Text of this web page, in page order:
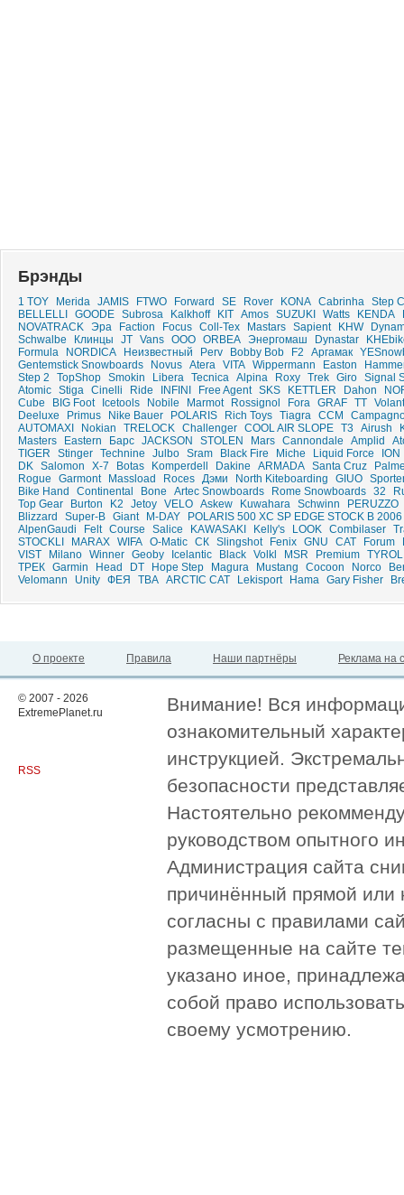
Брэнды
1 TOY Merida JAMIS FTWO Forward SE Rover KONA Cabrinha Step
BELLELLI
GOODE Subrosa Kalkhoff KIT Amos SUZUKI Watts KENDA
NOVATRACK Эра Faction Focus Coll-Tex Mastars Sapient KHW
Schwalbe
Клинцы JT Vans ООО ORBEA Энергомаш Dynastar
Formula
NORDICA Неизвестный Perv Bobby Bob F2 Аргамак
Gentemstick Snowboards
Novus Atera VITA Wippermann Easton
Step 2
TopShop Smokin Libera Tecnica Alpina Roxy Trek Giro Signal
Atomic Stiga Cinelli Ride INFINI Free Agent SKS KETTLER Dahon
Cube
BIG Foot Icetools Nobile Marmot Rossignol Fora GRAF ТТ Volant
Deeluxe
Primus Nike Bauer POLARIS Rich Toys Tiagra CCM
AUTOMAXI
Nokian TRELOCK Challenger COOL AIR SLOPE T3 Airush
Masters
Eastern Барс JACKSON STOLEN Mars Cannondale Amplid
TIGER
Stinger Technine Julbo Sram Black Fire Miche Liquid Force
ION
DK Salomon X-7 Botas Komperdell Dakine ARMADA Santa Cruz
Rogue
Garmont Massload Roces Дэми North Kiteboarding GIUO
Bike Hand
Continental Bone Artec Snowboards Rome Snowboards 32
Top Gear
Burton K2 Jetoy VELO Askew Kuwahara Schwinn
PERUZZO
Blizzard
Super-B Giant M-DAY
POLARIS 500 XC SP EDGE STOCK B 2006
AlpenGaudi
Felt Course Salice KAWASAKI Kelly's LOOK Combilaser
STOCKLI
MARAX WIFA O-Matic СК Slingshot Fenix GNU CAT Forum
VIST
Milano Winner Geoby Icelantic Black Volkl MSR Premium
ТРЕК Garmin Head DT Hope Step Magura Mustang Cocoon Norco
Velomann
Unity ФЕЯ TBA ARCTIC CAT Lekisport Hama Gary Fisher
О проекте Правила Наши партнёры Реклама на
© 2007 - 2026
ExtremePlanet.ru
RSS
Внимание! Вся
ознакомительный
инструкцией.
безопасности
Настоятельно
руководством опытного
Администрация сайта
причинённый прямой или
согласны с правилами
размещенные на сайте
указано иное,
собой право
своему усмотрению.